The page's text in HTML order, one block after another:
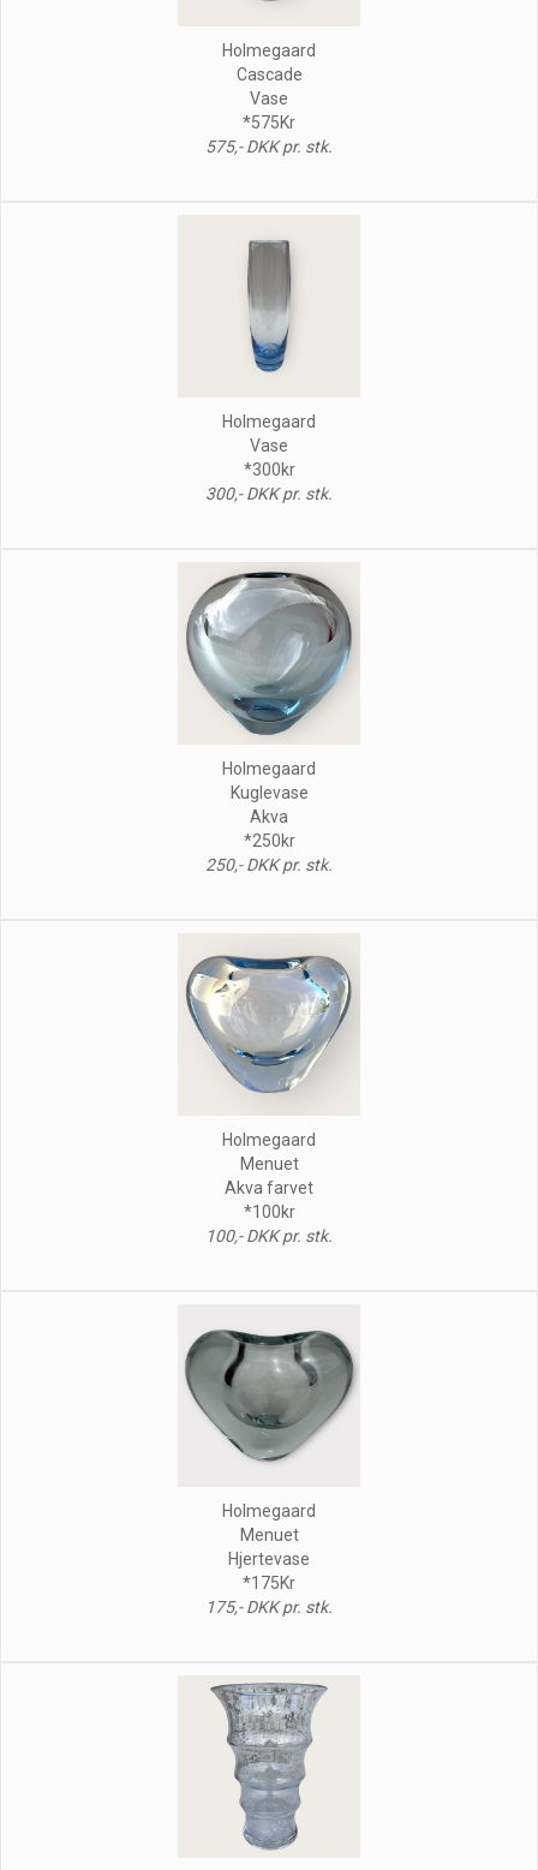
Holmegaard
Cascade
Vase
*575Kr
575,- DKK pr. stk.
Holmegaard
Vase
*300kr
300,- DKK pr. stk.
Holmegaard
Kuglevase
Akva
*250kr
250,- DKK pr. stk.
Holmegaard
Menuet
Akva farvet
*100kr
100,- DKK pr. stk.
Holmegaard
Menuet
Hjertevase
*175Kr
175,- DKK pr. stk.